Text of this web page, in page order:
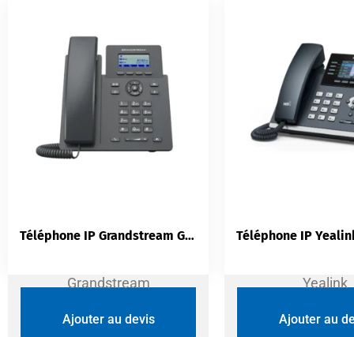
Grandstream
Téléphone IP Grandstream GRP2601 | 2 Lignes SIP Noise Shield GDMS
Ajouter au devis
Yealink
Ajouter au